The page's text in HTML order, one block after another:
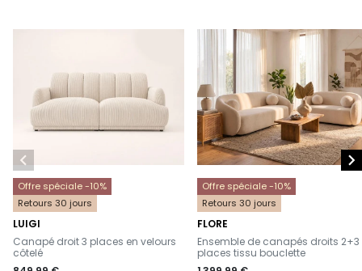
Offre spéciale -10%
Retours 30 jours
LUIGI
-
Canapé droit 3 places en velours
côtelé
Offre spéciale -10%
Retours 30 jours
FLORE
-
Ensemble de canapés droits 2+3
places tissu bouclette
 